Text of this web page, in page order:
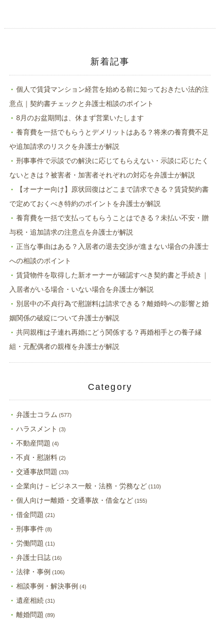
開 し
開
ま
す)
新着記事
個人で賃貸マンション経営を始める前に知っておきたい法的注
意点｜契約書チェックと弁護士相談のポイント
8月のお盆期間は、休まず営業いたします
養育費を一括でもらうとデメリットはある？将来の養育費不足
や追加請求のリスクを弁護士が解説
刑事事件で示談での解決に応じてもらえない・示談に応じたく
ないときは？被害者・加害者それぞれの対応を弁護士が解説
【オーナー向け】原状回復はどこまで請求できる？賃貸契約書
で定めておくべき特約のポイントを弁護士が解説
養育費を一括で支払ってもらうことはできる？未払い不安・贈
与税・追加請求の注意点を弁護士が解説
正当な事由はある？入居者の退去交渉が進まない場合の弁護士
への相談のポイント
賃貸物件を取得した新オーナーが確認すべき契約書と手続き｜
入居者がいる場合・いない場合を弁護士が解説
別居中の不貞行為で慰謝料は請求できる？離婚時への影響と婚
姻関係の破綻について弁護士が解説
共同親権は子連れ再婚にどう関係する？再婚相手との養子縁
組・元配偶者の親権を弁護士が解説
Category
弁護士コラム (577)
ハラスメント (3)
不動産問題 (4)
不貞・慰謝料(2)
交通事故問題 (33)
企業向け－ビジネス一般・法務・労務など(110)
個人向けー離婚・交通事故・借金など(155)
借金問題 (21)
刑事事件(8)
労働問題 (11)
弁護士日誌(16)
法律・事例 (106)
相談事例・解決事例 (4)
遺産相続(31)
離婚問題 (89)